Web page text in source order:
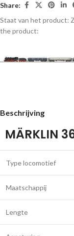
Share:
Staat van het product:
the product:
Beschrijving
MÄRKLIN
Type locomotief
Maatschappij
Lengte